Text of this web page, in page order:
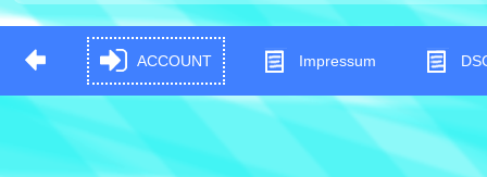
ACCOUNT Impressum